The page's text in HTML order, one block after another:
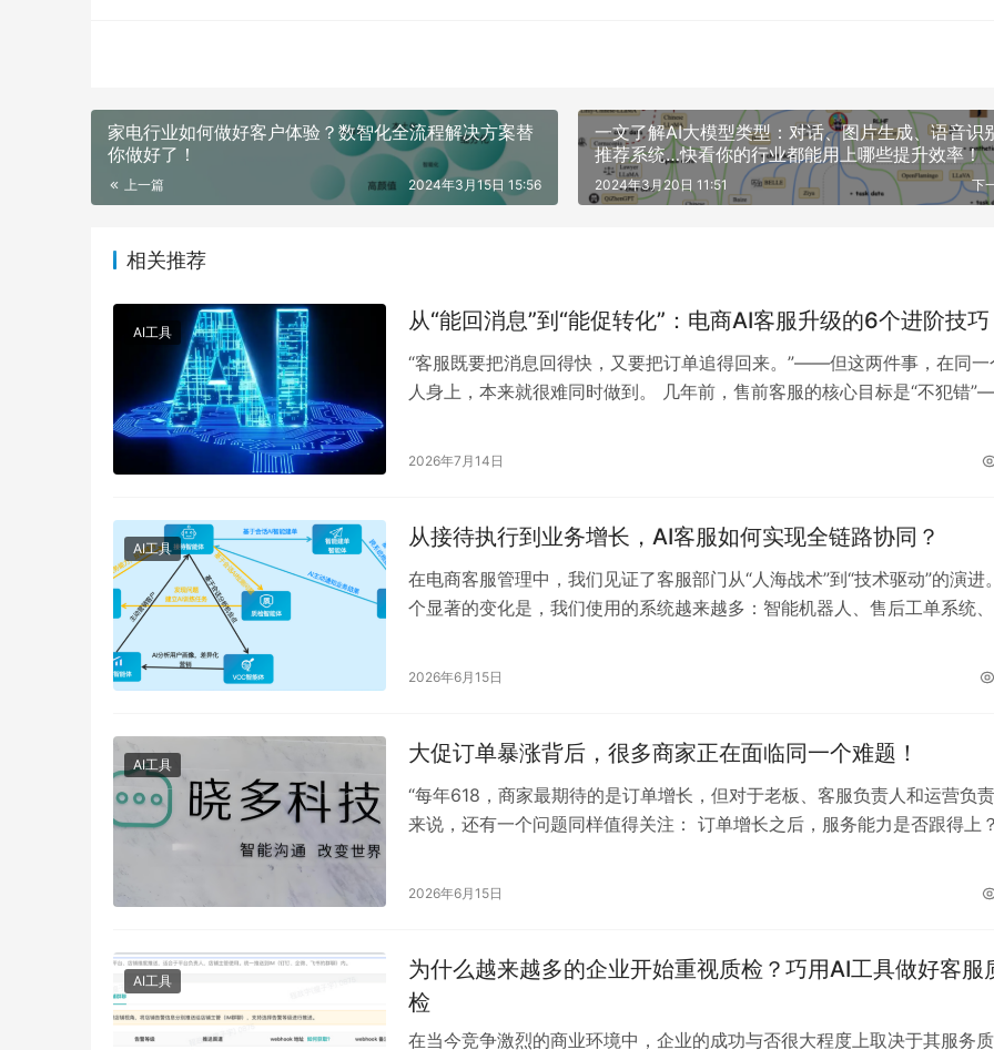
家电行业如何做好客户体验？数智化全流程解决方案替
你做好了！
上一篇 2024年3月15日 15:56
一文了解AI大模型类型：对话、图片生成、语音识
推荐系统…快看你的行业都能用上哪些提升效率！
下
2024年3月20日 11:51
相关推荐
AI工具 从“能回消息”到“能促转化”：电商AI客服升级的6个进阶技巧
“客服既要把消息回得快，又要把订单追得回来。”——但这两件事，在同一
人身上，本来就很难同时做到。 几年前，售前客服的核心目标是“不犯错
2026年7月14日
AI工具 从接待执行到业务增长，AI客服如何实现全链路协同？
在电商客服管理中，我们见证了客服部门从“人海战术”到“技术驱动”的演进
个显著的变化是，我们使用的系统越来越多：智能机器人、售后工单系统
2026年6月15日
AI工具 大促订单暴涨背后，很多商家正在面临同一个难题！
“每年618，商家最期待的是订单增长，但对于老板、客服负责人和运营负
来说，还有一个问题同样值得关注： 订单增长之后，服务能力是否跟得上
2026年6月15日
AI工具
为什么越来越多的企业开始重视质检？巧用AI工具做好客服
检
在当今竞争激烈的商业环境中，企业的成功与否很大程度上取决于其服务